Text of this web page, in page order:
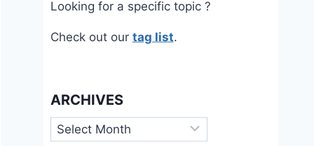
Looking for a specific topic ?
Check out our tag list.
ARCHIVES
Archives